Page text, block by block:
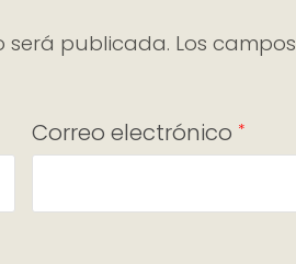
será publicada. Los campos
Correo electrónico *